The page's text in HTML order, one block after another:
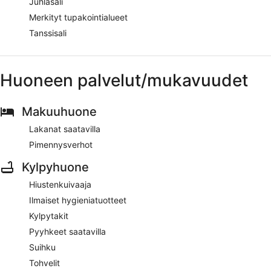
Merkityt tupakointialueet
Tanssisali
Huoneen palvelut/mukavuudet
Makuuhuone
Lakanat saatavilla
Pimennysverhot
Kylpyhuone
Hiustenkuivaaja
Ilmaiset hygieniatuotteet
Kylpytakit
Pyyhkeet saatavilla
Suihku
Tohvelit